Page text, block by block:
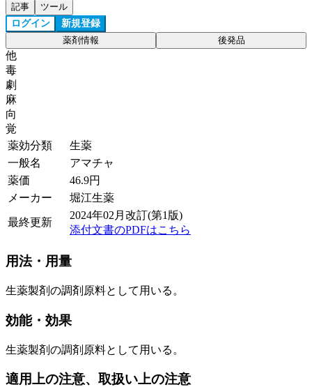
記事 ツール
ログイン 新規登録
薬剤情報 後発品
他
毒
劇
麻
向
覚
薬効分類
生薬
一般名
アマチャ
薬価
46.9円
メーカー
堀江生薬
最終更新
2024年02月改訂(第1版)
添付文書のPDFはこちら
用法・用量
生薬製剤の調剤原料として用いる。
効能・効果
生薬製剤の調剤原料として用いる。
適用上の注意、取扱い上の注意